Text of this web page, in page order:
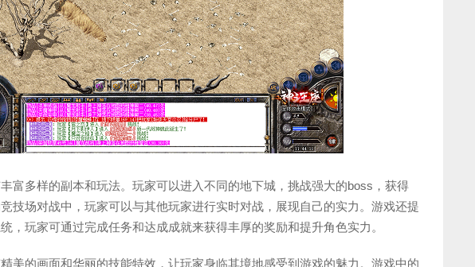
富多样的副本和玩法。玩家可以进入不同的地下城，挑战强大的boss，获得
技场对战中，玩家可以与其他玩家进行实时对战，展现自己的实力。游戏还提
，玩家可通过完成任务和达成成就来获得丰厚的奖励和提升角色实力。
美的画面和华丽的技能特效，让玩家身临其境地感受到游戏的魅力。游戏中的